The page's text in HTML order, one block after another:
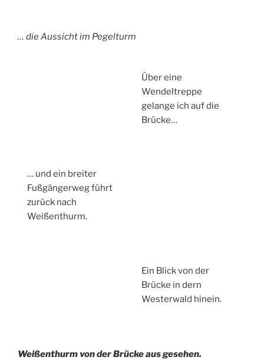
… die Aussicht im Pegelturm
Über eine
Wendeltreppe
gelange ich auf die
Brücke…
… und ein breiter
Fußgängerweg führt
zurück nach
Weißenthurm.
Ein Blick von der
Brücke in dern
Westerwald hinein.
Weißenthurm von der Brücke aus gesehen.